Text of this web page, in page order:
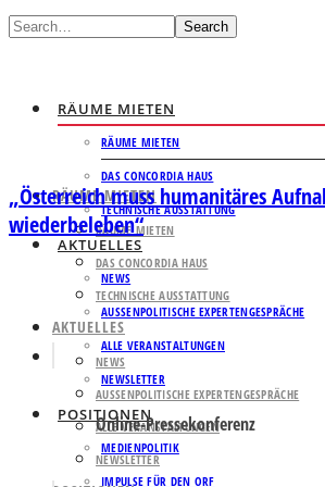
Search
RÄUME MIETEN
RÄUME MIETEN
DAS CONCORDIA HAUS
TECHNISCHE AUSSTATTUNG
AKTUELLES
NEWS
AUSSENPOLITISCHE EXPERTENGESPRÄCHE
ALLE VERANSTALTUNGEN
NEWSLETTER
POSITIONEN
MEDIENPOLITIK
IMPULSE FÜR DEN ORF
RÄUME MIETEN
RÄUME MIETEN
DAS CONCORDIA HAUS
TECHNISCHE AUSSTATTUNG
AKTUELLES
NEWS
AUSSENPOLITISCHE EXPERTENGESPRÄCHE
ALLE VERANSTALTUNGEN
NEWSLETTER
„Österreich muss humanitäres
wiederbeleben“
Online-Pressekonferenz